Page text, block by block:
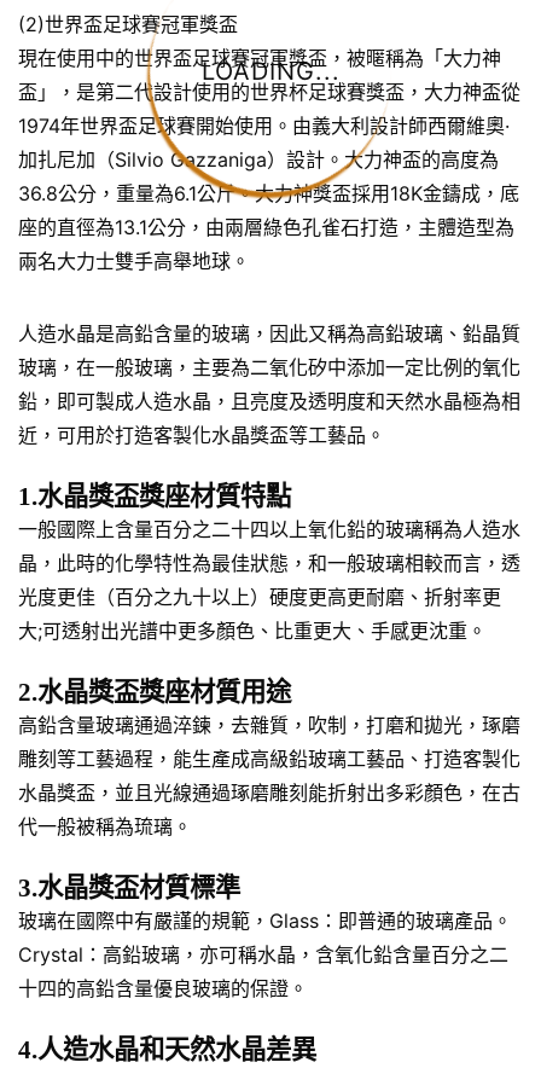
LOADING...
(2)世界盃足球賽冠軍獎盃
現在使用中的世界盃足球賽冠軍獎盃，被暱稱為「大力神
盃」，是第二代設計使用的世界杯足球賽獎盃，大力神盃從
1974年世界盃足球賽開始使用。由義大利設計師西爾維奧·
加扎尼加（Silvio Gazzaniga）設計。大力神盃的高度為
36.8公分，重量為6.1公斤。大力神獎盃採用18K金鑄成，底
座的直徑為13.1公分，由兩層綠色孔雀石打造，主體造型為
兩名大力士雙手高舉地球。
人造水晶是高鉛含量的玻璃，因此又稱為高鉛玻璃、鉛晶質
玻璃，在一般玻璃，主要為二氧化矽中添加一定比例的氧化
鉛，即可製成人造水晶，且亮度及透明度和天然水晶極為相
近，可用於打造客製化水晶獎盃等工藝品。
1.水晶獎盃獎座材質特點
一般國際上含量百分之二十四以上氧化鉛的玻璃稱為人造水
晶，此時的化學特性為最佳狀態，和一般玻璃相較而言，透
光度更佳（百分之九十以上）硬度更高更耐磨、折射率更
大;可透射出光譜中更多顏色、比重更大、手感更沈重。
2.水晶獎盃獎座材質用途
高鉛含量玻璃通過淬鍊，去雜質，吹制，打磨和拋光，琢磨
雕刻等工藝過程，能生產成高級鉛玻璃工藝品、打造客製化
水晶獎盃，並且光線通過琢磨雕刻能折射出多彩顏色，在古
代一般被稱為琉璃。
3.水晶獎盃材質標準
玻璃在國際中有嚴謹的規範，Glass：即普通的玻璃產品。
Crystal：高鉛玻璃，亦可稱水晶，含氧化鉛含量百分之二
十四的高鉛含量優良玻璃的保證。
4.人造水晶和天然水晶差異